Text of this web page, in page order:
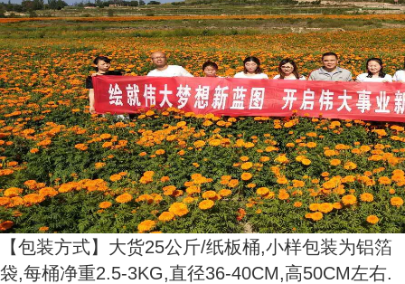
【包装方式】大货25公斤/纸板桶,小样包装为铝箔
袋,每桶净重2.5-3KG,直径36-40CM,高50CM左右.